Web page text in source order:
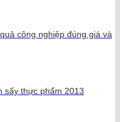
công nghiệp đúng giá và
sấy thực phẩm 2013